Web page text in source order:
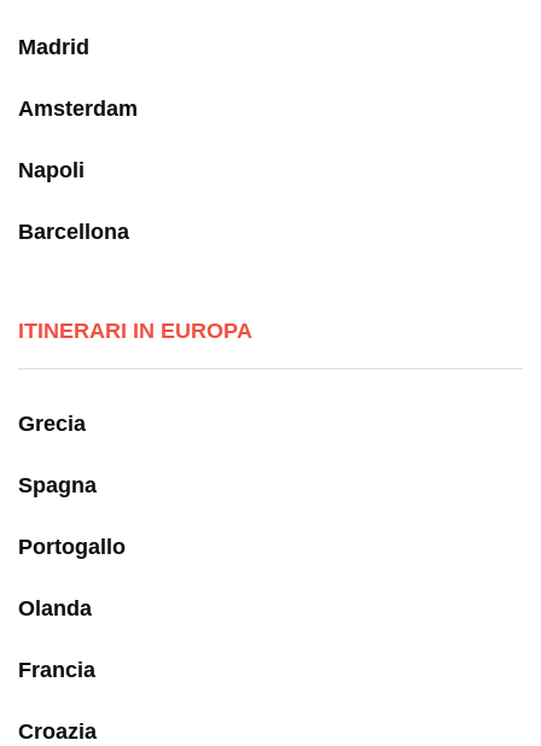
Madrid
Amsterdam
Napoli
Barcellona
ITINERARI IN EUROPA
Grecia
Spagna
Portogallo
Olanda
Francia
Croazia